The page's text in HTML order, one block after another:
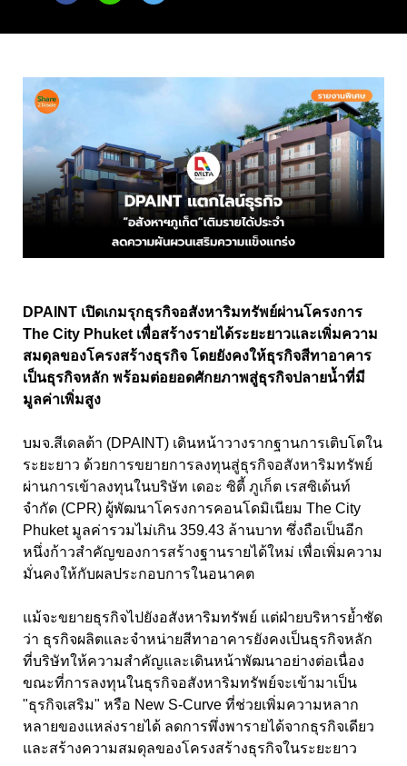
DPAINT เปิดเกมรุกธุรกิจอสังหาริมทรัพย์ผ่านโครงการ
The City Phuket เพื่อสร้างรายได้ระยะยาวและเพิ่มความ
สมดุลของโครงสร้างธุรกิจ โดยยังคงให้ธุรกิจสีทาอาคาร
เป็นธุรกิจหลัก พร้อมต่อยอดศักยภาพสู่ธุรกิจปลายน้ำที่มี
มูลค่าเพิ่มสูง
บมจ.สีเดลต้า (DPAINT) เดินหน้าวางรากฐานการเติบโตใน
ระยะยาว ด้วยการขยายการลงทุนสู่ธุรกิจอสังหาริมทรัพย์
ผ่านการเข้าลงทุนในบริษัท เดอะ ซิตี้ ภูเก็ต เรสซิเด้นท์
จำกัด (CPR) ผู้พัฒนาโครงการคอนโดมิเนียม The City
Phuket มูลค่ารวมไม่เกิน 359.43 ล้านบาท ซึ่งถือเป็นอีก
หนึ่งก้าวสำคัญของการสร้างฐานรายได้ใหม่ เพื่อเพิ่มความ
มั่นคงให้กับผลประกอบการในอนาคต
แม้จะขยายธุรกิจไปยังอสังหาริมทรัพย์ แต่ฝ่ายบริหารย้ำชัด
ว่า ธุรกิจผลิตและจำหน่ายสีทาอาคารยังคงเป็นธุรกิจหลัก
ที่บริษัทให้ความสำคัญและเดินหน้าพัฒนาอย่างต่อเนื่อง
ขณะที่การลงทุนในธุรกิจอสังหาริมทรัพย์จะเข้ามาเป็น
"ธุรกิจเสริม" หรือ New S-Curve ที่ช่วยเพิ่มความหลาก
หลายของแหล่งรายได้ ลดการพึ่งพารายได้จากธุรกิจเดียว
และสร้างความสมดุลของโครงสร้างธุรกิจในระยะยาว